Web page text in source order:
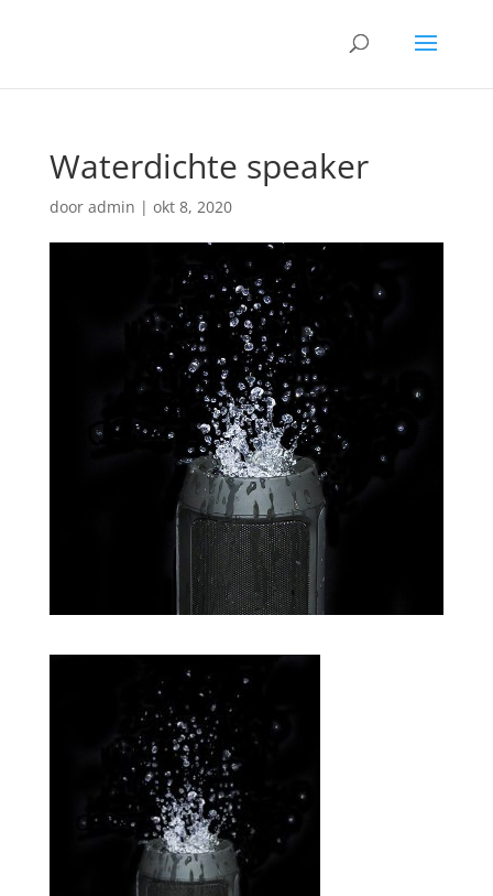
Waterdichte speaker
door admin | okt 8, 2020